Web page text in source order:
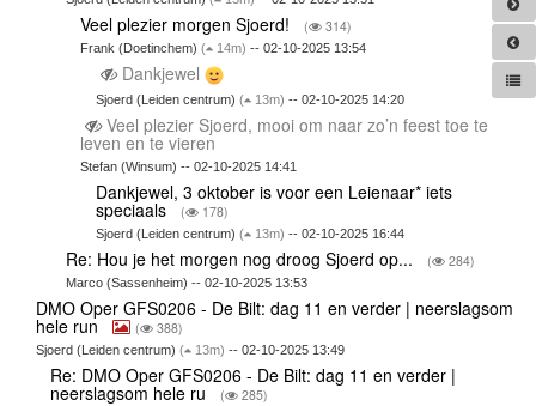
Veel plezier morgen Sjoerd! ( 314)
Frank (Doetinchem)( 14m) -- 02-10-2025 13:54
Dankjewel
Sjoerd (Leiden centrum) ( 13m) -- 02-10-2025 14:20
Veel plezier Sjoerd, mooi om naar zo’n feest toe te
leven en te vieren
Stefan (Winsum) -- 02-10-2025 14:41
Dankjewel, 3 oktober is voor een Leienaar* iets
speciaals ( 178)
Sjoerd (Leiden centrum) ( 13m) -- 02-10-2025 16:44
Re: Hou je het morgen nog droog Sjoerd op... ( 284)
Marco (Sassenheim) -- 02-10-2025 13:53
DMO Oper GFS0206 - De Bilt: dag 11 en verder | neerslagsom
hele run ( 388)
Sjoerd (Leiden centrum) ( 13m) -- 02-10-2025 13:49
Re: DMO Oper GFS0206 - De Bilt: dag 11 en verder |
neerslagsom hele ru ( 285)